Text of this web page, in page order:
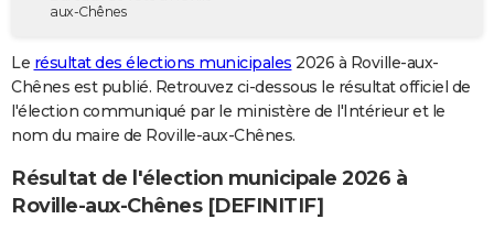
Destinations
City break
Voyage nature
Voyage de noces
Forum
GUIDES D'ACHAT
BONS PLANS
Carte de Noël
Carte Bonne année
Carte Saint-Valentin
Carte Pâques
Carte d'anniversaire
DICTIONNAIRE
aux-Chênes
Le résultat des élections municipales 2026 à Roville-aux-
Chênes est publié. Retrouvez ci-dessous le résultat officiel de
l'élection communiqué par le ministère de l'Intérieur et le
nom du maire de Roville-aux-Chênes.
Résultat de l'élection municipale 2026 à
Roville-aux-Chênes [DEFINITIF]